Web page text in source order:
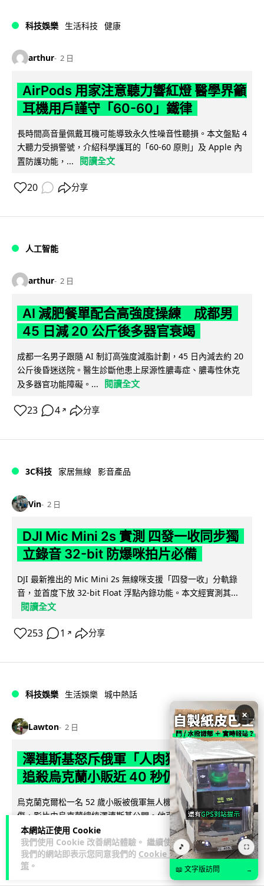
本網站正使用 Cookie
我們使用 Cookie 改善網站體驗。 繼續使用
我們的網站即表示您同意我們的 Cookie 政
策 。
科技娛樂 生活科技 健康
arthur 2 日
AirPods 用家注意聽力響紅燈 醫學界籲
耳機用戶謹守「60-60」鐵律
長時間高音量佩戴耳機可能導致永久性噪音性聽損。本文盤點 4
大聽力受損警號，介紹科學護耳的「60-60 原則」及 Apple 內
置防護功能，...
閱讀全文
20 分享
人工智能
arthur 2 日
AI 減肥餐單配合高強度操練 成都男
45 日減 20 公斤後多器官衰竭
成都一名男子跟隨 AI 制訂高強度減脂計劃，45 日內減去約 20
公斤後昏迷送院。醫生診斷他患上尿源性膿毒症、膿毒性休克
及多器官功能障礙。...
閱讀全文
23 4 ↗ 分享
3C科技 家居無線 影音產品
Vin 2 日
DJI Mic Mini 2s 實測 四發一收同步獨
立錄音 32-bit 防爆咪拍片必備
DJI 最新推出的 Mic Mini 2s 無線咪支援「四發一收」分軌錄
音，並首度下放 32-bit Float 浮點內錄功能。本文經實測其...
閱讀全文
253 1 ↗ 分享
科技娛樂 生活娛樂 城中熱話
Lawton 2 日
澤連斯基怒斥俄軍「人肉狩獵」 無人機
追殺烏克蘭小販近 40 秒仍被炸傷
烏克蘭克爾松一名 52 歲小販被俄軍無人機追擊近 40 秒後被炸
傷，影片由烏克蘭總統澤連斯基公開。他直斥俄軍對平民進行
「狩獵式」攻擊，烏克蘭...
138 41 ↗ 分享
×
🎵 ⛶
📖 文字版訪問 →